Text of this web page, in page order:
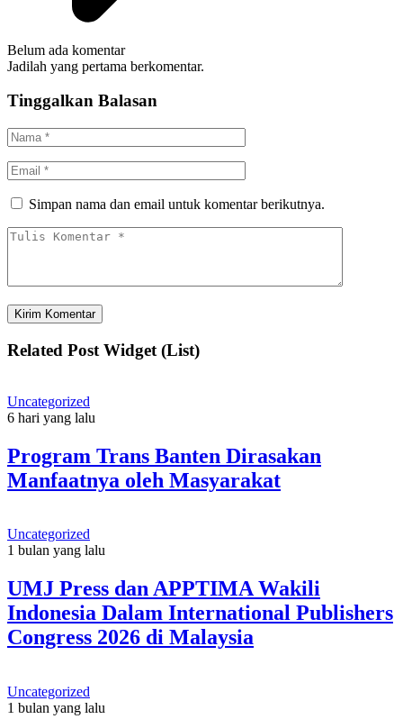
Belum ada komentar
Jadilah yang pertama berkomentar.
Tinggalkan Balasan
Simpan nama dan email untuk komentar berikutnya.
Related Post Widget (List)
Uncategorized
6 hari yang lalu
Program Trans Banten Dirasakan
Manfaatnya oleh Masyarakat
Uncategorized
1 bulan yang lalu
UMJ Press dan APPTIMA Wakili
Indonesia Dalam International Publishers
Congress 2026 di Malaysia
Uncategorized
1 bulan yang lalu